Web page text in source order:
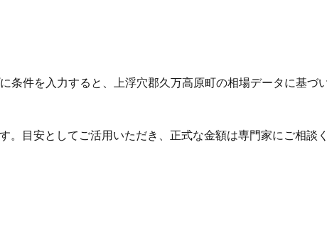
件を入力すると、上浮穴郡久万高原町の相場データに基づ
目安としてご活用いただき、正式な金額は専門家にご相談く